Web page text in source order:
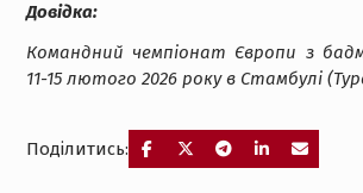
Довідка:
Командний чемпіонат Європи з
11-15 лютого 2026 року в Стамбулі
Поділитись: